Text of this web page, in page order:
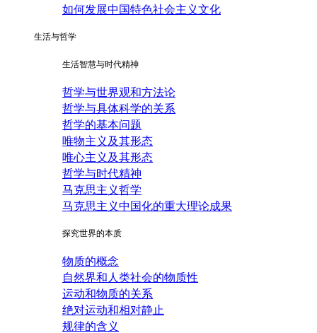
如何发展中国特色社会主义文化
生活与哲学
生活智慧与时代精神
哲学与世界观和方法论
哲学与具体科学的关系
哲学的基本问题
唯物主义及其形态
唯心主义及其形态
哲学与时代精神
马克思主义哲学
马克思主义中国化的重大理论成果
探究世界的本质
物质的概念
自然界和人类社会的物质性
运动和物质的关系
绝对运动和相对静止
规律的含义